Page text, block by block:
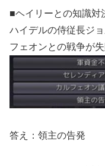
■ヘイリーとの知識対
ハイデルの侍従長ジ
フェオンとの戦争が
答え：領主の告発